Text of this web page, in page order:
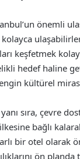
önemli
keşfetmek
hedef haline
kültürel
sıra, çevre
bağlı
bir otel olarak
ön